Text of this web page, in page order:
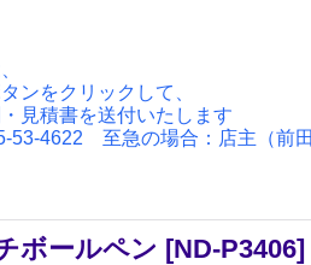
ンをクリックして、
見積書を送付いたします
4622 至急の場合：店主（前
ボールペン [ND-P3406]